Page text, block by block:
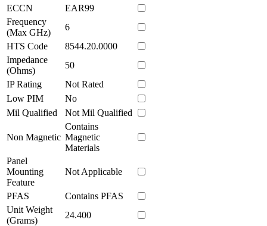
ECCN
EAR99
Frequency
(Max GHz)
6
HTS Code
8544.20.0000
Impedance
(Ohms)
50
IP Rating
Not Rated
Low PIM
No
Mil Qualified
Not Mil Qualified
Non Magnetic
Contains
Magnetic
Materials
Panel
Mounting
Feature
Not Applicable
PFAS
Contains PFAS
Unit Weight
(Grams)
24.400